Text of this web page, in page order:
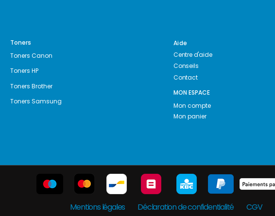
Toners
Toners Canon
Toners HP
Toners Brother
Toners Samsung
Aide
Centre d'aide
Conseils
Contact
MON ESPACE
Mon compte
Mon panier
Mentions légales Déclaration de confidentialité CGV